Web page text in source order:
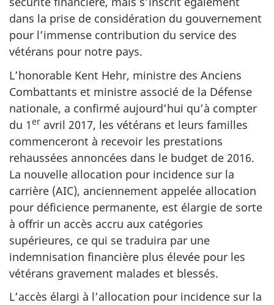
dans la prise de considération du gouvernement
pour l’immense contribution du service des
vétérans pour notre pays.
L’honorable Kent Hehr, ministre des Anciens
Combattants et ministre associé de la Défense
nationale, a confirmé aujourd’hui qu’à compter
du 1er avril 2017, les vétérans et leurs familles
commenceront à recevoir les prestations
rehaussées annoncées dans le budget de 2016.
La nouvelle allocation pour incidence sur la
carrière (AIC), anciennement appelée allocation
pour déficience permanente, est élargie de sorte
à offrir un accès accru aux catégories
supérieures, ce qui se traduira par une
indemnisation financière plus élevée pour les
vétérans gravement malades et blessés.
L’accès élargi à l’allocation pour incidence sur la